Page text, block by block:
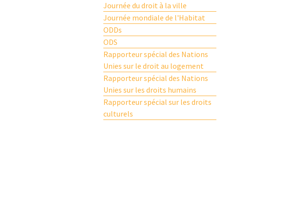
Journée du droit à la ville
Journée mondiale de l'Habitat
ODDs
ODS
Rapporteur spécial des Nations
Unies sur le droit au logement
Rapporteur spécial des Nations
Unies sur les droits humains
Rapporteur spécial sur les droits
culturels